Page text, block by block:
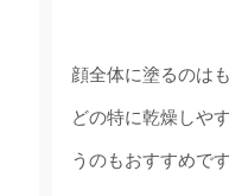
顔全体に塗るのは
どの特に乾燥しや
うのもおすすめです